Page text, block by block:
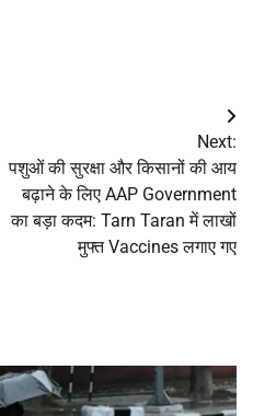
Next:
पशुओं की सुरक्षा और किसानों की आय
बढ़ाने के लिए AAP Government
का बड़ा कदम: Tarn Taran में लाखों
मुफ्त Vaccines लगाए गए